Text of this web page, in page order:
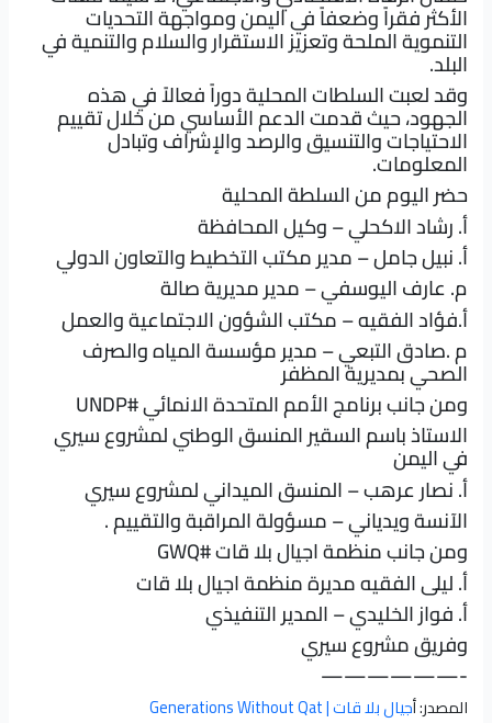
الأكثر فقراً وضعفاً في اليمن ومواجهة التحديات
التنموية الملحة وتعزيز الاستقرار والسلام والتنمية في
البلد.
وقد لعبت السلطات المحلية دوراً فعالاً في هذه
الجهود، حيث قدمت الدعم الأساسي من خلال تقييم
الاحتياجات والتنسيق والرصد والإشراف وتبادل
المعلومات.
حضر اليوم من السلطة المحلية
أ. رشاد الاكحلي – وكيل المحافظة
أ. نبيل جامل – مدير مكتب التخطيط والتعاون الدولي
م. عارف اليوسفي – مدير مديرية صالة
أ.فؤاد الفقيه – مكتب الشؤون الاجتماعية والعمل
م .صادق التبعي – مدير مؤسسة المياه والصرف
الصحي بمديرية المظفر
ومن جانب برنامج الأمم المتحدة الانمائي#UNDP
الاستاذ باسم السقير المنسق الوطني لمشروع سيري
في اليمن
أ. نصار عرهب – المنسق الميداني لمشروع سيري
الآنسة ويدياني – مسؤولة المراقبة والتقييم .
ومن جانب منظمة اجيال بلا قات#GWQ
أ. ليلى الفقيه مديرة منظمة اجيال بلا قات
أ. فواز الخليدي – المدير التنفيذي
وفريق مشروع سيري
——————-
المصدر: أجيال بلا قات | Generations Without Qat